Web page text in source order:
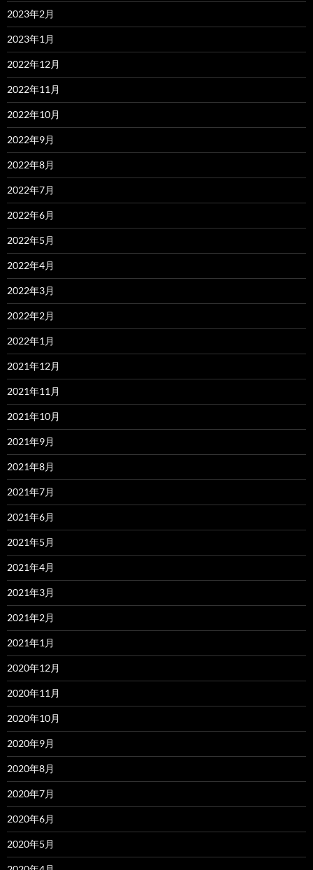
2023年2月
2023年1月
2022年12月
2022年11月
2022年10月
2022年9月
2022年8月
2022年7月
2022年6月
2022年5月
2022年4月
2022年3月
2022年2月
2022年1月
2021年12月
2021年11月
2021年10月
2021年9月
2021年8月
2021年7月
2021年6月
2021年5月
2021年4月
2021年3月
2021年2月
2021年1月
2020年12月
2020年11月
2020年10月
2020年9月
2020年8月
2020年7月
2020年6月
2020年5月